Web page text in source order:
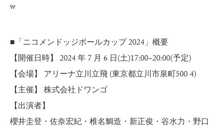
w
■「ニコメンドッジボールカップ 2024」概要
【開催日時】 2024 年 7 月 6 日(土)17:00~20:00(予定)
【会場】 アリーナ立川立飛 (東京都立川市泉町500 4)
【主催】 株式会社ドワンゴ
【出演者】
櫻井圭登・佐奈宏紀・椎名鯛造・新正俊・谷水力・野口